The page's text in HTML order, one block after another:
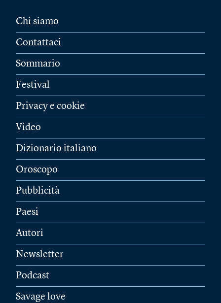
Chi siamo
Contattaci
Sommario
Festival
Privacy e cookie
Video
Dizionario italiano
Oroscopo
Pubblicità
Paesi
Autori
Newsletter
Podcast
Savage love